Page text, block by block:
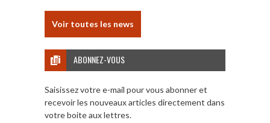
Voir toutes les news
ABONNEZ-VOUS
Saisissez votre e-mail pour vous abonner et
recevoir les nouveaux articles directement dans
votre boite aux lettres.